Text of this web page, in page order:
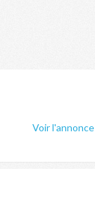
Voir l'annonce